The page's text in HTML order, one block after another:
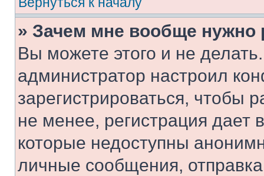
» Зачем мне вообще нужно
Вы можете этого и не
администратор настроил
зарегистрироваться, чтобы
не менее, регистрация
которые недоступны
личные сообщения,